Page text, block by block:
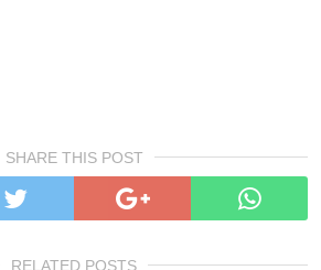
SHARE THIS POST
RELATED POSTS